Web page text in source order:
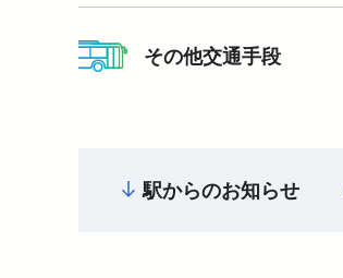
その他交通手段
駅からのお知らせ